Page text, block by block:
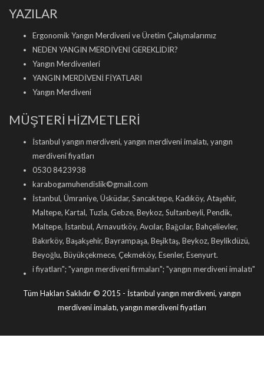
YAZILAR
Ergonomik Yangın Merdiveni ve Üretim Çalışmalarımız
NEDEN YANGIN MERDİVENİ GEREKLİDİR?
Yangın Merdivenleri
YANGIN MERDİVENİ FİYATLARI
Yangın Merdiveni
MÜŞTERİ HİZMETLERİ
İstanbul yangın merdiveni, yangın merdiveni imalatı, yangın
merdiveni fiyatları
0530 8423938
karabogamuhendislik©gmail.com
İstanbul, Ümraniye, Üsküdar, Sancaktepe, Kadıköy, Ataşehir,
Maltepe, Kartal, Tuzla, Gebze, Beykoz, Sultanbeyli, Pendik,
Maltepe, İstanbul, Arnavutköy, Avcılar, Bağcılar, Bahçelievler,
Bakırköy, Başakşehir, Bayrampaşa, Beşiktaş, Beykoz, Beylikdüzü,
Beyoğlu, Büyükçekmece, Çekmeköy, Esenler, Esenyurt.
yangın merdiveni firmaları"; "yangın merdiveni imalatı"; "makaralı
Tüm Hakları Saklıdır © 2015 - İstanbul yangın merdiveni, yangın
merdiveni imalatı, yangın merdiveni fiyatları